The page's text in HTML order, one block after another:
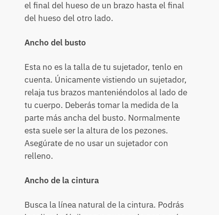
el final del hueso de un brazo hasta el final
del hueso del otro lado.
Ancho del busto
Esta no es la talla de tu sujetador, tenlo en
cuenta. Únicamente vistiendo un sujetador,
relaja tus brazos manteniéndolos al lado de
tu cuerpo. Deberás tomar la medida de la
parte más ancha del busto. Normalmente
esta suele ser la altura de los pezones.
Asegúrate de no usar un sujetador con
relleno.
Ancho de la cintura
Busca la línea natural de la cintura. Podrás